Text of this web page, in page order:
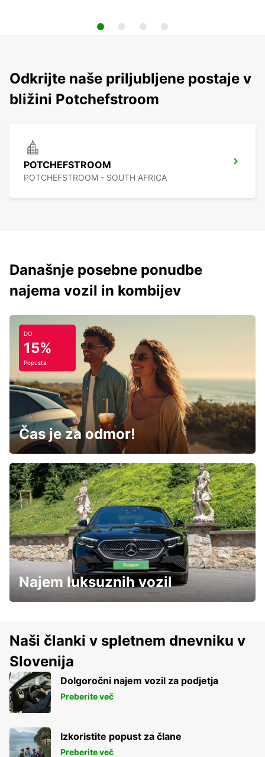
Odkrijte naše priljubljene postaje v
bližini Potchefstroom
POTCHEFSTROOM
POTCHEFSTROOM - SOUTH AFRICA
Današnje posebne ponudbe
najema vozil in kombijev
DO
15%
Popusta
Čas je za odmor!
Najem luksuznih vozil
Naši članki v spletnem dnevniku v
Slovenija
Dolgoročni najem vozil za podjetja
Preberite več
Izkoristite popust za člane
Preberite več